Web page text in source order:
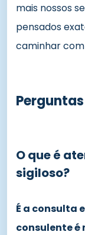
mais nossos
pensados
caminhar
O que é
sigiloso?
É a consulta
consulente